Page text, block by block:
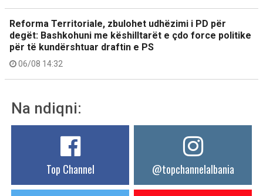
Reforma Territoriale, zbulohet udhëzimi i PD për
degët: Bashkohuni me këshilltarët e çdo force politike
për të kundërshtuar draftin e PS
06/08 14:32
Na ndiqni:
Top Channel @topchannelalbania